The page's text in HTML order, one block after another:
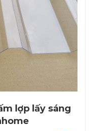
lợp lấy sáng